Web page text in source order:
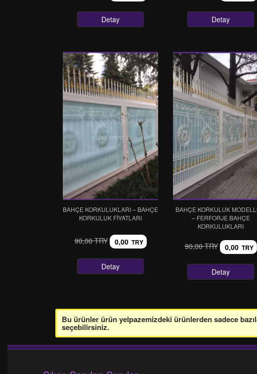
Detay Detay
BAHÇE KORKULUKLARI – BAHÇE
KORKULUK FİYATLARI
90,00 TRY 0,00 TRY
Detay
BAHÇE KORKULUK
– FERFORJE BAHÇE
KORKULUKLARI
90,00 TRY 0,00 TRY
Detay
Bu ürünler ürün yelpazemizdeki ürünlerden sadece
seçebilirsiniz.